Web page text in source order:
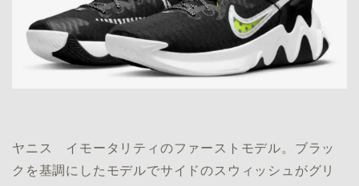
ヤニス イモータリティのファーストモデル。ブラッ
クを基調にしたモデルでサイドのスウィッシュがグリ